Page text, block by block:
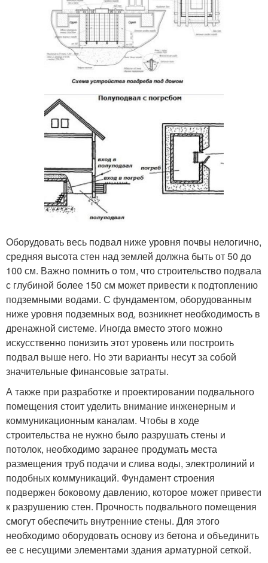
Оборудовать весь подвал ниже уровня почвы нелогично,
средняя высота стен над землей должна быть от 50 до
100 см. Важно помнить о том, что строительство подвала
с глубиной более 150 см может привести к подтоплению
подземными водами. С фундаментом, оборудованным
ниже уровня подземных вод, возникнет необходимость в
дренажной системе. Иногда вместо этого можно
искусственно понизить этот уровень или построить
подвал выше него. Но эти варианты несут за собой
значительные финансовые затраты.
А также при разработке и проектировании подвального
помещения стоит уделить внимание инженерным и
коммуникационным каналам. Чтобы в ходе
строительства не нужно было разрушать стены и
потолок, необходимо заранее продумать места
размещения труб подачи и слива воды, электролиний и
подобных коммуникаций. Фундамент строения
подвержен боковому давлению, которое может привести
к разрушению стен. Прочность подвального помещения
смогут обеспечить внутренние стены. Для этого
необходимо оборудовать основу из бетона и объединить
ее с несущими элементами здания арматурной сеткой.